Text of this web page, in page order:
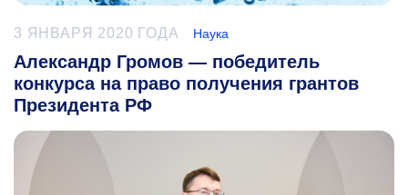
3 ЯНВАРЯ 2020 ГОДА Наука
Александр Громов — победитель
конкурса на право получения грантов
Президента РФ